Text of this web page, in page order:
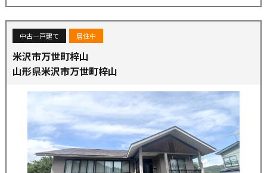
中古一戸建て 居住中
米沢市万世町梓山
山形県米沢市万世町梓山